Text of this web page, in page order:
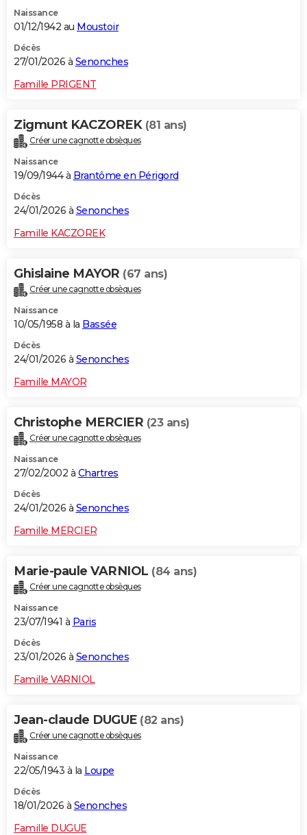
Naissance
01/12/1942 au Moustoir
Décès
27/01/2026 à Senonches
Famille PRIGENT
Zigmunt KACZOREK (81 ans)
Créer une cagnotte obsèques
Naissance
19/09/1944 à Brantôme en Périgord
Décès
24/01/2026 à Senonches
Famille KACZOREK
Ghislaine MAYOR (67 ans)
Créer une cagnotte obsèques
Naissance
10/05/1958 à la Bassée
Décès
24/01/2026 à Senonches
Famille MAYOR
Christophe MERCIER (23 ans)
Créer une cagnotte obsèques
Naissance
27/02/2002 à Chartres
Décès
24/01/2026 à Senonches
Famille MERCIER
Marie-paule VARNIOL (84 ans)
Créer une cagnotte obsèques
Naissance
23/07/1941 à Paris
Décès
23/01/2026 à Senonches
Famille VARNIOL
Jean-claude DUGUE (82 ans)
Créer une cagnotte obsèques
Naissance
22/05/1943 à la Loupe
Décès
18/01/2026 à Senonches
Famille DUGUE